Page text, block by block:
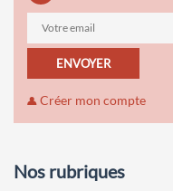
ENVOYER
Créer mon compte
Nos rubriques